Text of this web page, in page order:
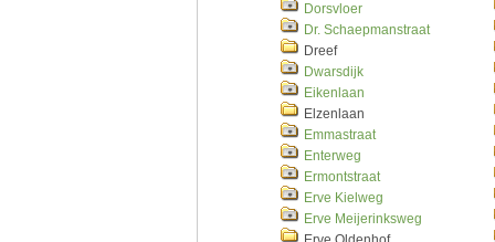
Dorsvloer
Dr. Schaepmanstraat
Dreef
Dwarsdijk
Eikenlaan
Elzenlaan
Emmastraat
Enterweg
Ermontstraat
Erve Kielweg
Erve Meijerinksweg